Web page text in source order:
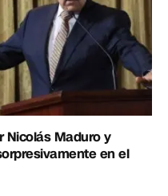
Nicolás Maduro y
en el